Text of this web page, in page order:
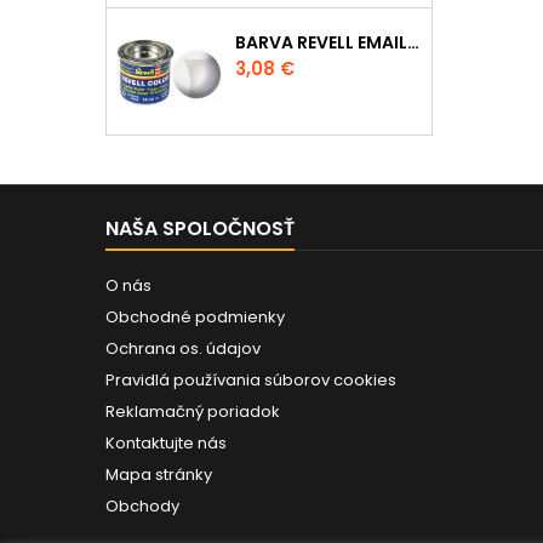
BARVA REVELL EMAILOVÁ - 32102: MATNÁ ČIRÁ (CLEAR MAT)
Cena
3,08 €
NAŠA SPOLOČNOSŤ
O nás
Obchodné podmienky
Ochrana os. údajov
Pravidlá používania súborov cookies
Reklamačný poriadok
Kontaktujte nás
Mapa stránky
Obchody